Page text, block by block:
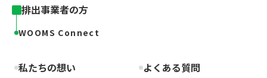
排出事業者の方
WOOMS Connect
私たちの想い
よくある質問